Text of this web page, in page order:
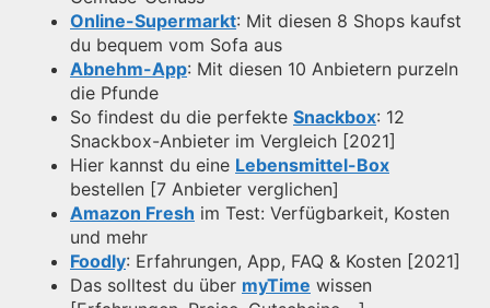
Online-Supermarkt: Mit diesen 8 Shops kaufst
du bequem vom Sofa aus
Abnehm-App: Mit diesen 10 Anbietern purzeln
die Pfunde
So findest du die perfekte Snackbox: 12
Snackbox-Anbieter im Vergleich [2021]
Hier kannst du eine Lebensmittel-Box
bestellen [7 Anbieter verglichen]
Amazon Fresh im Test: Verfügbarkeit, Kosten
und mehr
Foodly: Erfahrungen, App, FAQ & Kosten [2021]
Das solltest du über myTime wissen